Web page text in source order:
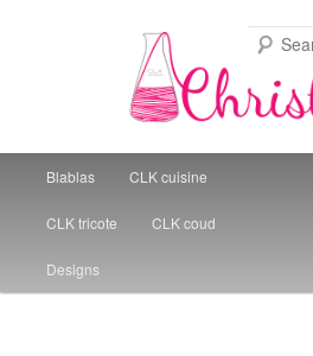
Christal Little
Skip to primary content
Blablas CLK cuisine
CLK tricote CLK coud
Designs